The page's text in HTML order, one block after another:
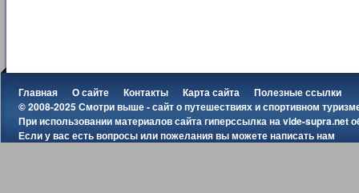
Главная О сайте Контакты Карта сайта
Полезные ссылки
© 2008-2025 Смотри выше - сайт о путешествиях и спортивном
При использовании материалов сайта гиперссылка наvide-supra.net
Если у вас есть вопросы или пожелания вы можетенаписать нам